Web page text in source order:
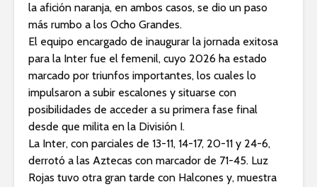
la afición naranja, en ambos casos, se dio un paso
más rumbo a los Ocho Grandes.
El equipo encargado de inaugurar la jornada exitosa
para la Inter fue el femenil, cuyo 2026 ha estado
marcado por triunfos importantes, los cuales lo
impulsaron a subir escalones y situarse con
posibilidades de acceder a su primera fase final
desde que milita en la División I.
La Inter, con parciales de 13-11, 14-17, 20-11 y 24-6,
derrotó a las Aztecas con marcador de 71-45. Luz
Rojas tuvo otra gran tarde con Halcones y, muestra